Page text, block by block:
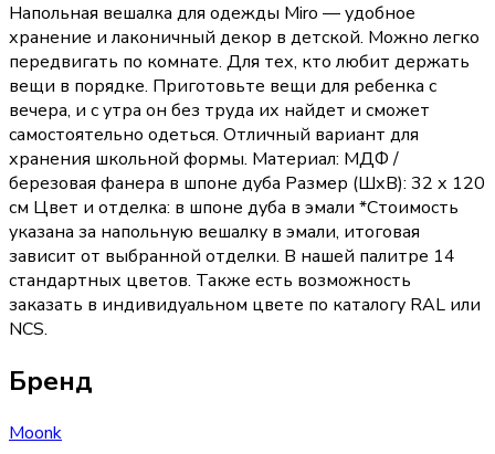
Напольная вешалка для одежды Miro — удобное
хранение и лаконичный декор в детской. Можно легко
передвигать по комнате. Для тех, кто любит держать
вещи в порядке. Приготовьте вещи для ребенка с
вечера, и с утра он без труда их найдет и сможет
самостоятельно одеться. Отличный вариант для
хранения школьной формы. Материал: МДФ /
березовая фанера в шпоне дуба Размер (ШхВ): 32 х 120
см Цвет и отделка: в шпоне дуба в эмали *Стоимость
указана за напольную вешалку в эмали, итоговая
зависит от выбранной отделки. В нашей палитре 14
стандартных цветов. Также есть возможность
заказать в индивидуальном цвете по каталогу RAL или
NCS.
Бренд
Moonk